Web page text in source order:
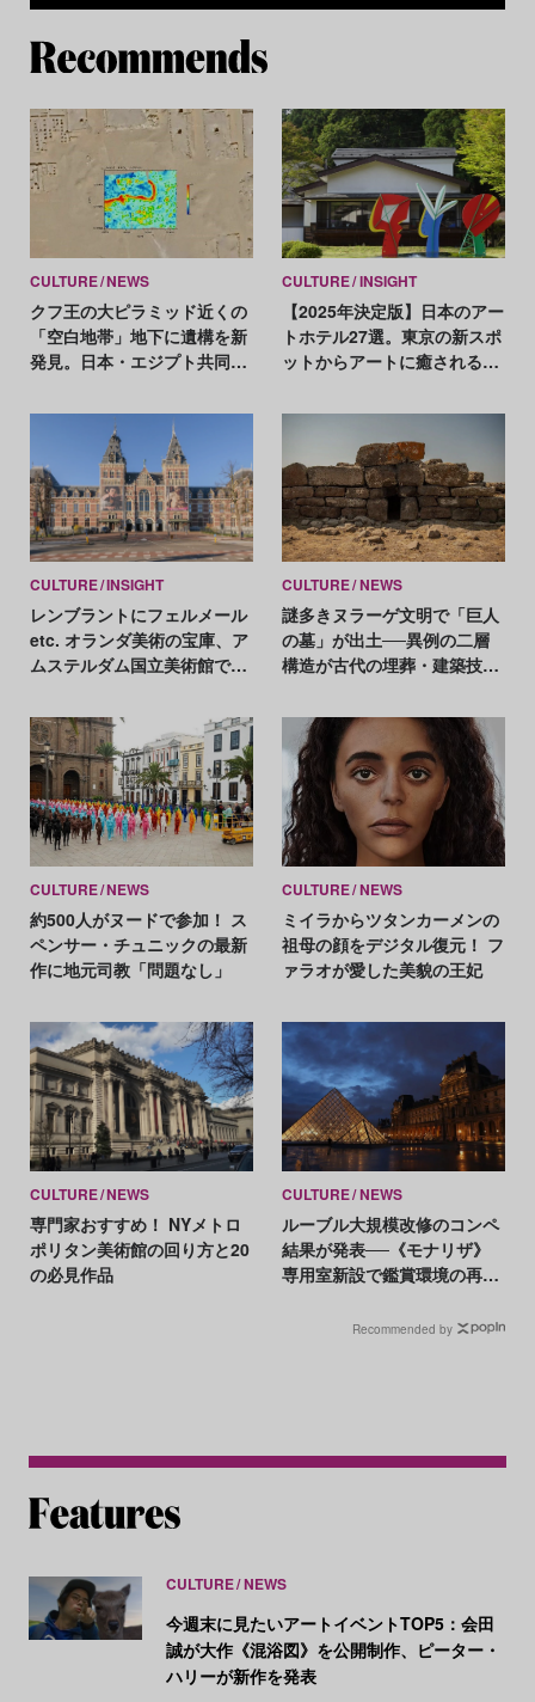
CULTURE NEWS
クフ王の大ピラミッド近くの
「空白地帯」地下に遺構を新
発見。日本・エジプト共同チ
CULTURE INSIGHT
【2025年決定版】日本のアー
トホテル27選。東京の新スポ
ットからアートに癒される温
CULTURE INSIGHT
レンブラントにフェルメール
etc. オランダ美術の宝庫、ア
ムステルダム国立美術館で見
CULTURE NEWS
謎多きヌラーゲ文明で「巨人
の墓」が出土──異例の二層
構造が古代の埋葬・建築技術
CULTURE NEWS
約500人がヌードで参加！ ス
ペンサー・チュニックの最新
作に地元司教「問題なし」
CULTURE NEWS
ミイラからツタンカーメンの
祖母の顔をデジタル復元！ フ
ァラオが愛した美貌の王妃
CULTURE NEWS
専門家おすすめ！ NYメトロ
ポリタン美術館の回り方と20
の必見作品
CULTURE NEWS
ルーブル大規模改修のコンペ
結果が発表──《モナリザ》
専用室新設で鑑賞環境の再編
Recommended by
CULTURE NEWS
今週末に見たいアートイベントTOP5：会田
誠が大作《混浴図》を公開制作、ピーター・
ハリーが新作を発表